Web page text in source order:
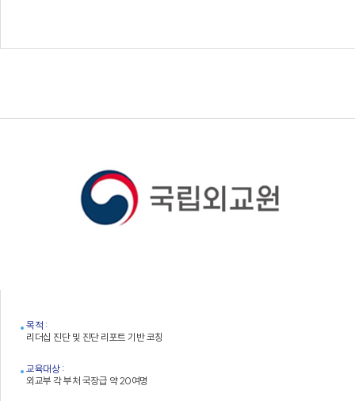
목적 :
리더십 진단 및 진단 리포트 기반 코칭
교육대상 :
외교부 각 부처 국장급 약 20여명